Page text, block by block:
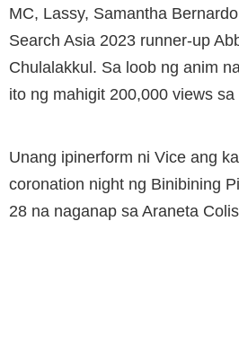
MC, Lassy, Samantha
Search Asia 2023 runner-up
Chulalakkul. Sa loob ng anim
ito ng mahigit 200,000 views sa
Unang ipinerform ni Vice ang
coronation night ng Binibining
28 na naganap sa Araneta